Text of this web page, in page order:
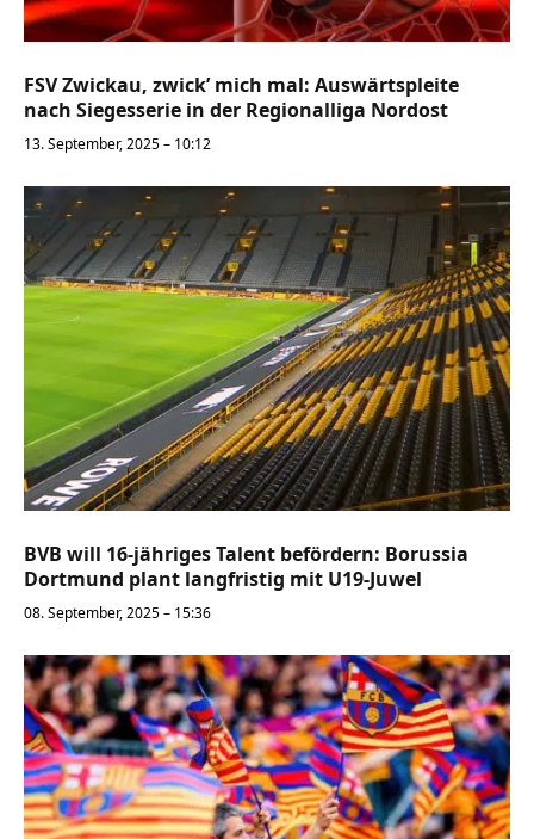
FSV Zwickau, zwick’ mich mal: Auswärtspleite
nach Siegesserie in der Regionalliga Nordost
13. September, 2025 – 10:12
BVB will 16-jähriges Talent befördern: Borussia
Dortmund plant langfristig mit U19-Juwel
08. September, 2025 – 15:36